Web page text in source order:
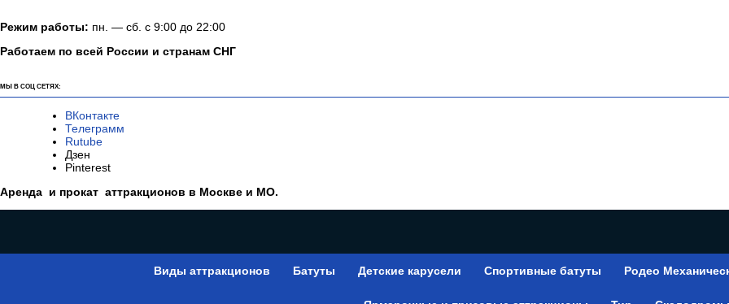
Режим работы: пн. — сб. с 9:00 до 22:00
Работаем по всей России и странам СНГ
МЫ В СОЦ СЕТЯХ:
ВКонтакте
Телеграмм
Rutube
Дзен
Pinterest
Аренда и прокат аттракционов в Москве и МО.
Виды аттракционов Батуты Детские карусели Спортивные батуты Родео